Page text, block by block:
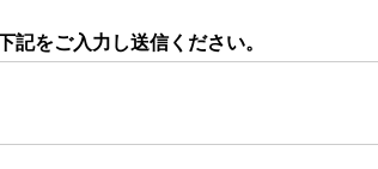
記をご入力し送信ください。